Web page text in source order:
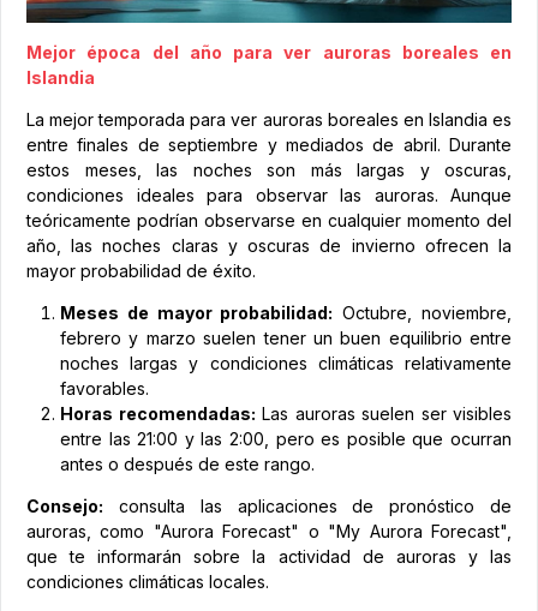
Mejor época del año para ver auroras boreales en
Islandia
La mejor temporada para ver auroras boreales en Islandia es
entre finales de septiembre y mediados de abril. Durante
estos meses, las noches son más largas y oscuras,
condiciones ideales para observar las auroras. Aunque
teóricamente podrían observarse en cualquier momento del
año, las noches claras y oscuras de invierno ofrecen la
mayor probabilidad de éxito.
Meses de mayor probabilidad: Octubre, noviembre,
febrero y marzo suelen tener un buen equilibrio entre
noches largas y condiciones climáticas relativamente
favorables.
Horas recomendadas: Las auroras suelen ser visibles
entre las 21:00 y las 2:00, pero es posible que ocurran
antes o después de este rango.
Consejo: consulta las aplicaciones de pronóstico de
auroras, como "Aurora Forecast" o "My Aurora Forecast",
que te informarán sobre la actividad de auroras y las
condiciones climáticas locales.